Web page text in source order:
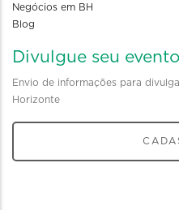
Negócios em BH
Blog
Divulgue seu evento
Envio de informações para
Horizonte